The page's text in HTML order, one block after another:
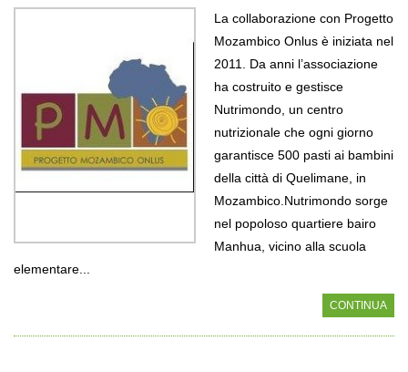
La collaborazione con Progetto
Mozambico Onlus è iniziata nel
2011. Da anni l’associazione
ha costruito e gestisce
Nutrimondo, un centro
nutrizionale che ogni giorno
garantisce 500 pasti ai bambini
della città di Quelimane, in
Mozambico. Nutrimondo sorge
nel popoloso quartiere bairo
Manhua, vicino alla scuola
elementare...
CONTINUA